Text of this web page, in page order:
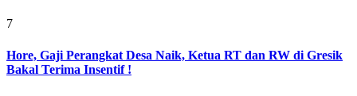
7
Hore, Gaji Perangkat Desa Naik, Ketua RT dan RW di Gresik
Bakal Terima Insentif !